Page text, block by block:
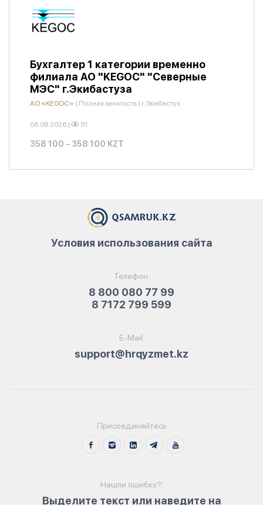
Бухгалтер 1 категории временно
филиала АО "KEGOC" "Северные
МЭС" г.Экибастуза
АО «KEGOC» | Полная занятость | г.Экибастуз
06.08.2026 | 51
358 100 - 358 100 KZT
Телефон:
8 800 080 77 99
8 7172 799 599
E-Mail:
support@hrqyzmet.kz
Условия использования сайта
Присоединяйтесь
Нашли ошибку?:
Выделите текст или наведите на